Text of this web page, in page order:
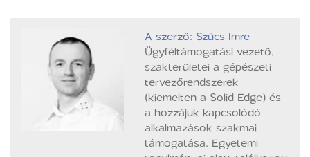
A szerző: Szűcs Imre
Ügyféltámogatási vezető,
szakterületei a gépészeti
tervezőrendszerek
(kiemelten a Solid Edge) és
a hozzájuk kapcsolódó
alkalmazások szakmai
támogatása. Egyetemi